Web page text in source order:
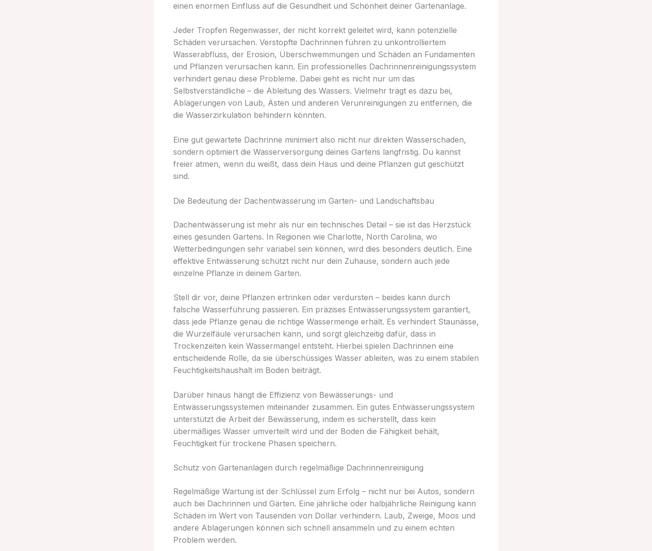
einen enormen Einfluss auf die Gesundheit und Schönheit deiner Gartenanlage.
Jeder Tropfen Regenwasser, der nicht korrekt geleitet wird, kann potenzielle
Schäden verursachen. Verstopfte Dachrinnen führen zu unkontrolliertem
Wasserabfluss, der Erosion, Überschwemmungen und Schäden an Fundamenten
und Pflanzen verursachen kann. Ein professionelles Dachrinnenreinigungssystem
verhindert genau diese Probleme. Dabei geht es nicht nur um das
Selbstverständliche – die Ableitung des Wassers. Vielmehr trägt es dazu bei,
Ablagerungen von Laub, Ästen und anderen Verunreinigungen zu entfernen, die
die Wasserzirkulation behindern könnten.
Eine gut gewartete Dachrinne minimiert also nicht nur direkten Wasserschaden,
sondern optimiert die Wasserversorgung deines Gartens langfristig. Du kannst
freier atmen, wenn du weißt, dass dein Haus und deine Pflanzen gut geschützt
sind.
Die Bedeutung der Dachentwässerung im Garten- und Landschaftsbau
Dachentwässerung ist mehr als nur ein technisches Detail – sie ist das Herzstück
eines gesunden Gartens. In Regionen wie Charlotte, North Carolina, wo
Wetterbedingungen sehr variabel sein können, wird dies besonders deutlich. Eine
effektive Entwässerung schützt nicht nur dein Zuhause, sondern auch jede
einzelne Pflanze in deinem Garten.
Stell dir vor, deine Pflanzen ertrinken oder verdursten – beides kann durch
falsche Wasserführung passieren. Ein präzises Entwässerungssystem garantiert,
dass jede Pflanze genau die richtige Wassermenge erhält. Es verhindert Staunässe,
die Wurzelfäule verursachen kann, und sorgt gleichzeitig dafür, dass in
Trockenzeiten kein Wassermangel entsteht. Hierbei spielen Dachrinnen eine
entscheidende Rolle, da sie überschüssiges Wasser ableiten, was zu einem stabilen
Feuchtigkeitshaushalt im Boden beiträgt.
Darüber hinaus hängt die Effizienz von Bewässerungs- und
Entwässerungssystemen miteinander zusammen. Ein gutes Entwässerungssystem
unterstützt die Arbeit der Bewässerung, indem es sicherstellt, dass kein
übermäßiges Wasser umverteilt wird und der Boden die Fähigkeit behält,
Feuchtigkeit für trockene Phasen speichern.
Schutz von Gartenanlagen durch regelmäßige Dachrinnenreinigung
Regelmäßige Wartung ist der Schlüssel zum Erfolg – nicht nur bei Autos, sondern
auch bei Dachrinnen und Gärten. Eine jährliche oder halbjährliche Reinigung kann
Schäden im Wert von Tausenden von Dollar verhindern. Laub, Zweige, Moos und
andere Ablagerungen können sich schnell ansammeln und zu einem echten
Problem werden.